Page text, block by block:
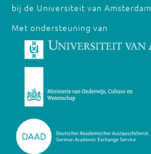
bij de Universiteit van Amsterdam
Met ondersteuning van